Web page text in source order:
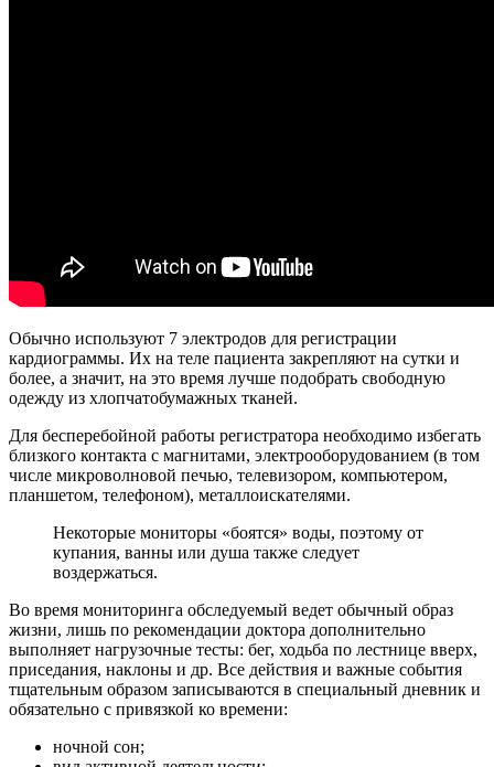
Обычно используют 7 электродов для регистрации
кардиограммы. Их на теле пациента закрепляют на сутки и
более, а значит, на это время лучше подобрать свободную
одежду из хлопчатобумажных тканей.
Для бесперебойной работы регистратора необходимо избегать
близкого контакта с магнитами, электрооборудованием (в том
числе микроволновой печью, телевизором, компьютером,
планшетом, телефоном), металлоискателями.
Некоторые мониторы «боятся» воды, поэтому от
купания, ванны или душа также следует
воздержаться.
Во время мониторинга обследуемый ведет обычный образ
жизни, лишь по рекомендации доктора дополнительно
выполняет нагрузочные тесты: бег, ходьба по лестнице вверх,
приседания, наклоны и др. Все действия и важные события
тщательным образом записываются в специальный дневник и
обязательно с привязкой ко времени:
ночной сон;